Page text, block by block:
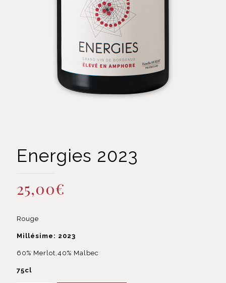
Energies 2023
25,00€
Rouge
Millésime: 2023
60% Merlot,40% Malbec
75cl